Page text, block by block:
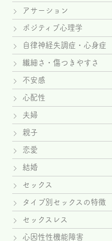
アサーション
ポジティブ心理学
自律神経失調症・心身症
繊細さ・傷つきやすさ
不安感
心配性
夫婦
親子
恋愛
結婚
セックス
タイプ別セックスの特徴
セックスレス
心因性性機能障害